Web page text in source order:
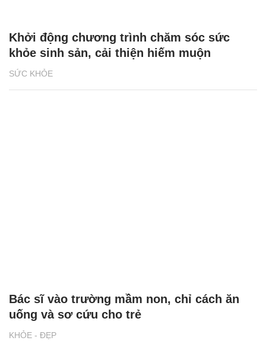
SỨC KHỎE
Khởi động chương trình chăm sóc sức
khỏe sinh sản, cải thiện hiếm muộn
KHỎE - ĐẸP
Bác sĩ vào trường mầm non, chỉ cách ăn
uống và sơ cứu cho trẻ